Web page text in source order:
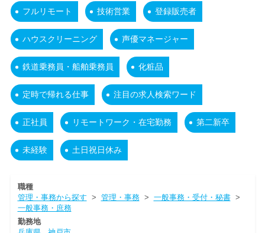
フルリモート 技術営業 登録販売者
ハウスクリーニング 声優マネージャー
鉄道乗務員・船舶乗務員 化粧品
定時で帰れる仕事 注目の求人検索ワード
正社員 リモートワーク・在宅勤務 第二新卒
未経験 土日祝日休み
職種
管理・事務から探す > 管理・事務> 一般事務・受付・秘書>
一般事務・庶務
勤務地